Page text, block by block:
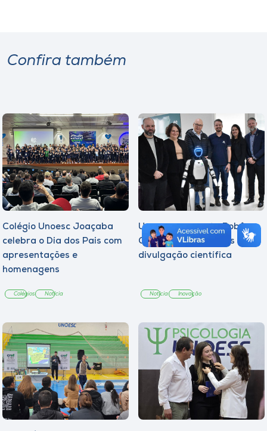
Confira também
Colégio Unoesc Joaçaba
celebra o Dia dos Pais com
apresentações e
homenagens
Colégios Notícia
Unoesc apresenta Robô
César e amplia ações de
divulgação científica
Notícia Inovação